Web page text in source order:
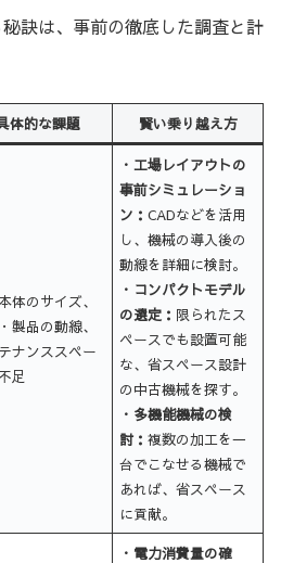
訣は、事前の徹底した調査と計
体的な課題 賢い乗り越え方
体のサイズ、
製品の動線、
ナンススペー
足
・工場レイアウトの
事前シミュレーショ
ン：CADなどを活用
し、機械の導入後の
動線を詳細に検討。
・コンパクトモデル
の選定： 限られたス
ペースでも設置可能
な、省スペース設計
の中古機械を探す。
・多機能機械の検
討：複数の加工を一
台でこなせる機械で
あれば、省スペース
に貢献。
・電力消費量の確